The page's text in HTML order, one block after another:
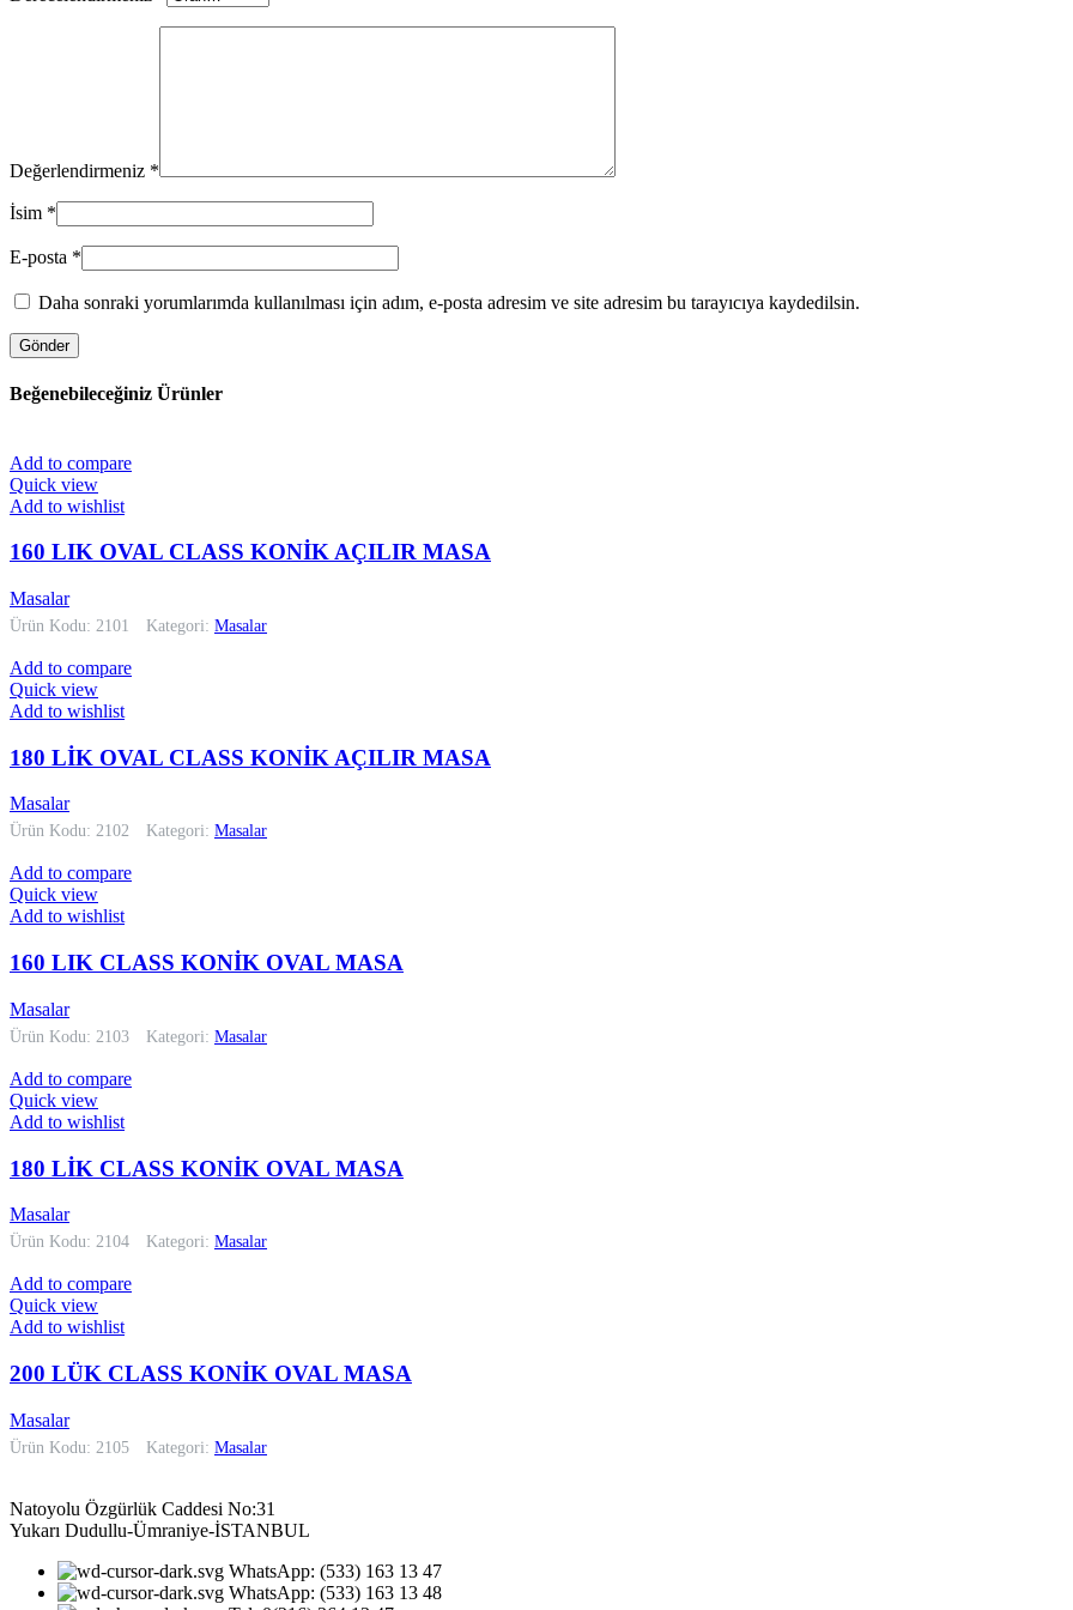
Değerlendirmeniz *
İsim *
E-posta *
Daha sonraki yorumlarımda kullanılması için adım, e-posta adresim ve site adresim bu tarayıcıya kaydedilsin.
Beğenebileceğiniz Ürünler
Add to compare
Quick view
Add to wishlist
160 LIK OVAL CLASS KONİK AÇILIR MASA
Masalar
Ürün Kodu: 2101 Kategori: Masalar
Add to compare
Quick view
Add to wishlist
180 LİK OVAL CLASS KONİK AÇILIR MASA
Masalar
Ürün Kodu: 2102 Kategori: Masalar
Add to compare
Quick view
Add to wishlist
160 LIK CLASS KONİK OVAL MASA
Masalar
Ürün Kodu: 2103 Kategori: Masalar
Add to compare
Quick view
Add to wishlist
180 LİK CLASS KONİK OVAL MASA
Masalar
Ürün Kodu: 2104 Kategori: Masalar
Add to compare
Quick view
Add to wishlist
200 LÜK CLASS KONİK OVAL MASA
Masalar
Ürün Kodu: 2105 Kategori: Masalar
Natoyolu Özgürlük Caddesi No:31
Yukarı Dudullu-Ümraniye-İSTANBUL
WhatsApp: (533) 163 13 47
WhatsApp: (533) 163 13 48